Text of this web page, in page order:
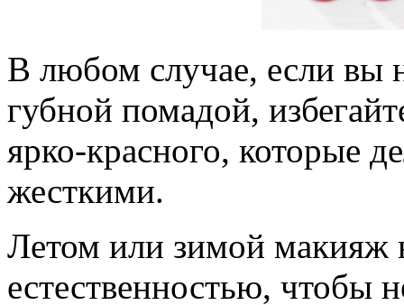
В любом случае, если вы
губной помадой,
ярко-красного, которые
жесткими.
Летом или зимой макияж
естественностью, чтобы